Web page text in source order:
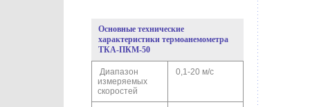
Основные технические
характеристики термоанемометра
ТКА-ПКМ-50
Диапазон
измеряемых
скоростей
0,1-20 м/с